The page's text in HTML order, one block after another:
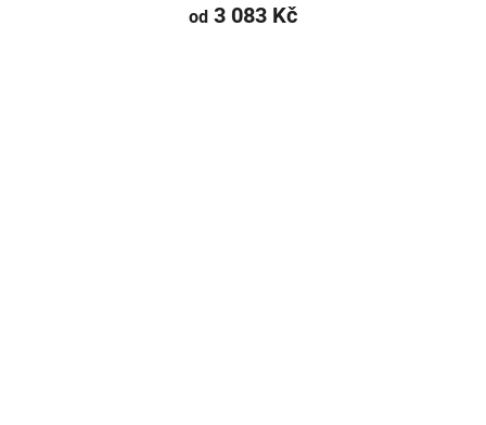
od 3 083 Kč